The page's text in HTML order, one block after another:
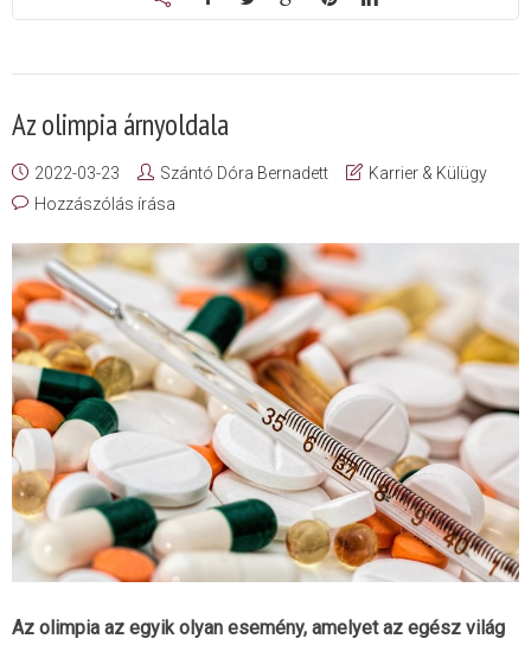
Az olimpia árnyoldala
2022-03-23 Szántó Dóra Bernadett
Karrier & Külügy
Hozzászólás írása
Az olimpia az egyik olyan esemény, amelyet az egész világ